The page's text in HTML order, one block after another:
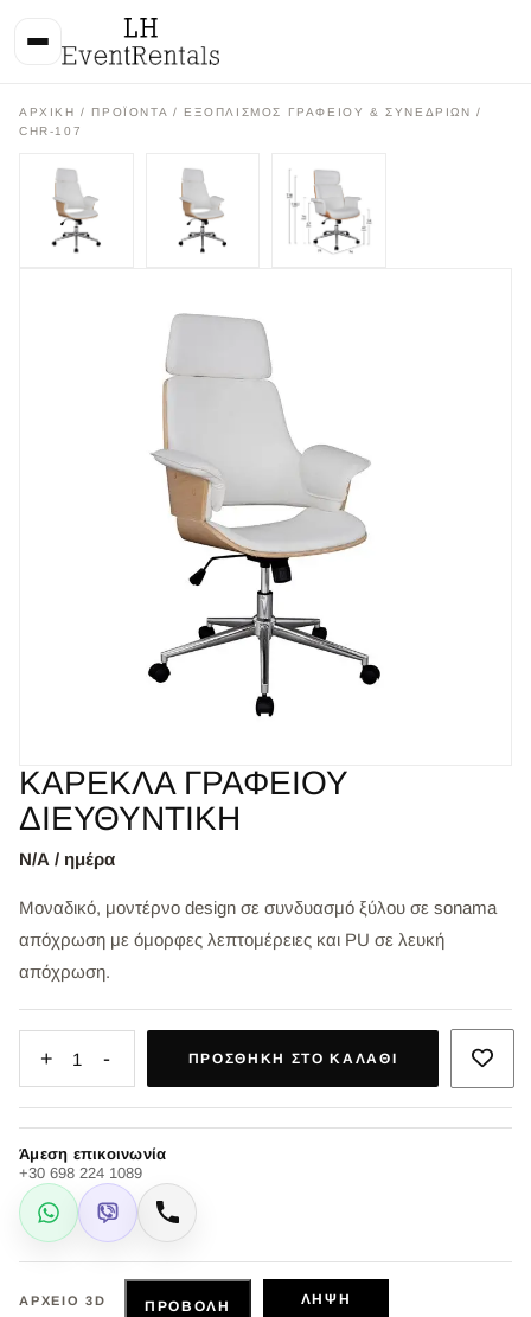
ΑΡΧΙΚΉ / ΠΡΟΪΌΝΤΑ / ΕΞΟΠΛΙΣΜΟΣ ΓΡΑΦΕΙΟΥ & ΣΥΝΕΔΡΙΩΝ /
CHR-107
ΚΑΡΕΚΛΑ ΓΡΑΦΕΙΟΥ
ΔΙΕΥΘΥΝΤΙΚΗ
Ν/Α / ημέρα
Μοναδικό, μοντέρνο design σε συνδυασμό ξύλου σε sonama
απόχρωση με όμορφες λεπτομέρειες και PU σε λευκή
απόχρωση.
+ 1 - ΠΡΟΣΘΉΚΗ ΣΤΟ ΚΑΛΆΘΙ
Άμεση επικοινωνία
+30 698 224 1089
WhatsApp
Viber Κλήση
ΑΡΧΕΊΟ 3D ΠΡΟΒΟΛΉ ΛΉΨΗ